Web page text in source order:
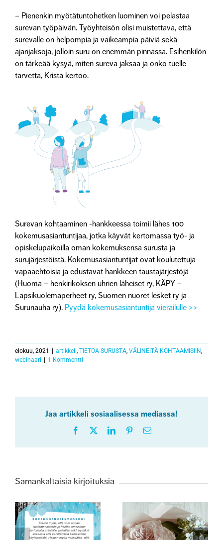
– Pienenkin myötätuntohetken luominen voi pelastaa
surevan työpäivän. Työyhteisön olisi muistettava, että
surevalle on helpompia ja vaikeampia päiviä sekä
ajanjaksoja, jolloin suru on enemmän pinnassa. Esihenkilön
on tärkeää kysyä, miten sureva jaksaa ja onko tuelle
tarvetta, Krista kertoo.
Surevan kohtaaminen -hankkeessa toimii lähes 100
kokemusasiantuntijaa, jotka käyvät kertomassa työ- ja
opiskelupaikoilla oman kokemuksensa surusta ja
surujärjestöistä. Kokemusasiantuntijat ovat koulutettuja
vapaaehtoisia ja edustavat hankkeen taustajärjestöjä
(Huoma – henkirikoksen uhrien läheiset ry, KÄPY –
Lapsikuolemaperheet ry, Suomen nuoret lesket ry ja
Surunauha ry). Pyydä kokemusasiantuntija vierailulle >>
elokuu, 2021 artikkeli, TIETOA SURUSTA, VÄLINEITÄ KOHTAAMISIIN,
webinaari
1 Kommentti
Jaa artikkeli sosiaalisessa mediassa!
Facebook LinkedInPinterestSähköposti
Samankaltaisia kirjoituksia
Surukonferenssin